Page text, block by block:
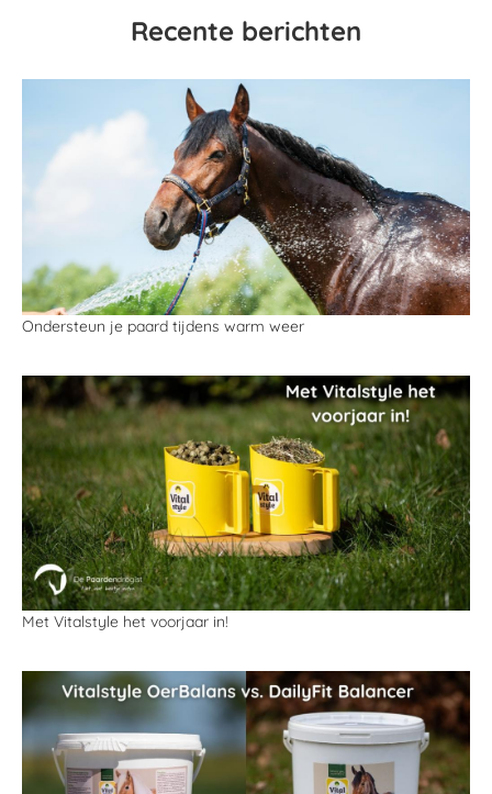
Recente berichten
Ondersteun je paard tijdens warm weer
Met Vitalstyle het voorjaar in!